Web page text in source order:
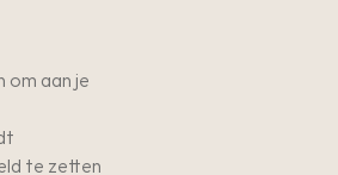
om aan je
te zetten